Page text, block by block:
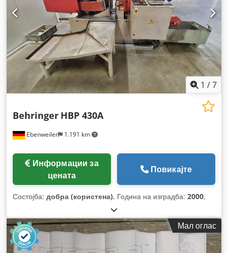
1 /7
Ebenweiler 1.191 km
Behringer HBP 430A
цената
Повикајте
Состојба: добра (користена), Година на изградба: 2000,
Мал оглас